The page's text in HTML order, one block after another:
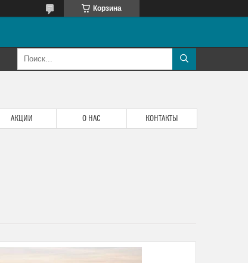
Корзина
АКЦИИ О НАС КОНТАКТЫ